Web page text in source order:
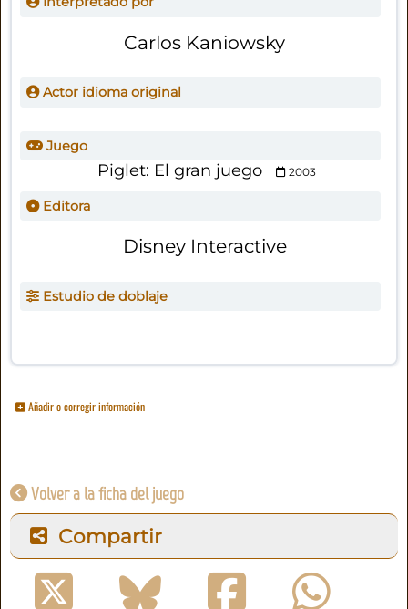
Carlos Kaniowsky
Actor idioma original
Juego
Piglet: El gran juego 2003
Editora
Disney Interactive
Estudio de doblaje
Añadir o corregir información
Volver a la ficha del juego
Compartir